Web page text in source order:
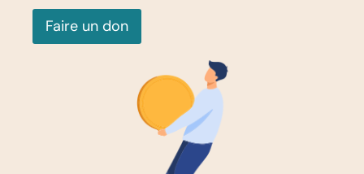
Faire un don